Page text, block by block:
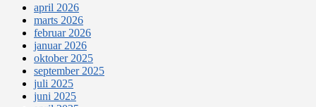
april 2026
marts 2026
februar 2026
januar 2026
oktober 2025
september 2025
juli 2025
juni 2025